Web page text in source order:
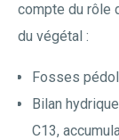
compte du rôle
du végétal :
Fosses
Bilan
C13,